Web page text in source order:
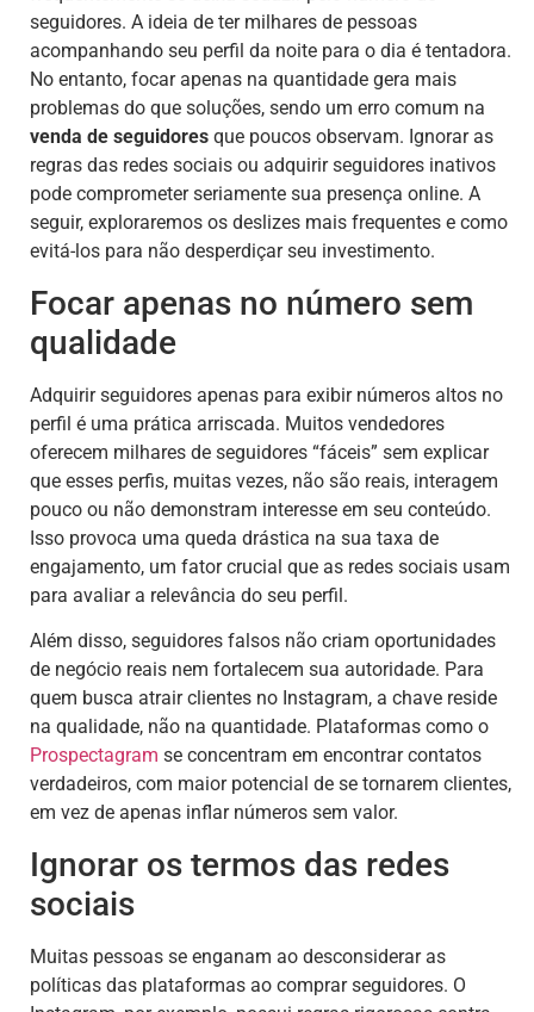
seguidores. A ideia de ter milhares de pessoas
acompanhando seu perfil da noite para o dia é tentadora.
No entanto, focar apenas na quantidade gera mais
problemas do que soluções, sendo um erro comum na
venda de seguidores que poucos observam. Ignorar as
regras das redes sociais ou adquirir seguidores inativos
pode comprometer seriamente sua presença online. A
seguir, exploraremos os deslizes mais frequentes e como
evitá-los para não desperdiçar seu investimento.
Focar apenas no número sem
qualidade
Adquirir seguidores apenas para exibir números altos no
perfil é uma prática arriscada. Muitos vendedores
oferecem milhares de seguidores “fáceis” sem explicar
que esses perfis, muitas vezes, não são reais, interagem
pouco ou não demonstram interesse em seu conteúdo.
Isso provoca uma queda drástica na sua taxa de
engajamento, um fator crucial que as redes sociais usam
para avaliar a relevância do seu perfil.
Além disso, seguidores falsos não criam oportunidades
de negócio reais nem fortalecem sua autoridade. Para
quem busca atrair clientes no Instagram, a chave reside
na qualidade, não na quantidade. Plataformas como o
Prospectagram se concentram em encontrar contatos
verdadeiros, com maior potencial de se tornarem clientes,
em vez de apenas inflar números sem valor.
Ignorar os termos das redes
sociais
Muitas pessoas se enganam ao desconsiderar as
políticas das plataformas ao comprar seguidores. O